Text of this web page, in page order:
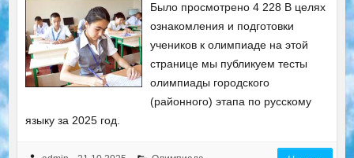
Было просмотрено 4 228 В целях
ознакомления и подготовки
учеников к олимпиаде на этой
странице мы публикуем тесты
олимпиады городского
(районного) этапа по русскому
языку за 2025 год.